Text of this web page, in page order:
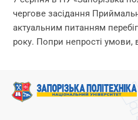
чергове засідання
актуальним питанням
року. Попри непрості умови,